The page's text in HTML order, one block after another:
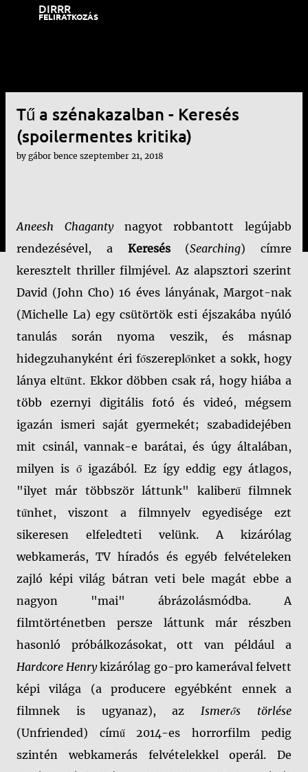
DIRRR
FELIRATKOZÁS
Tű a szénakazalban - Keresés
(spoilermentes kritika)
by gábor bence szeptember 21, 2018
Aneesh Chagantynagyot robbantott legújabb
rendezésével, a Keresés(Searching) címre
keresztelt thriller filmjével. Az alapsztori szerint
David (John Cho) 16 éves lányának, Margot-nak
(Michelle La) egy csütörtök esti éjszakába nyúló
tanulás során nyoma veszik, és másnap
hidegzuhanyként éri főszereplőnket a sokk, hogy
lánya eltűnt. Ekkor döbben csak rá, hogy hiába a
több ezernyi digitális fotó és videó, mégsem
igazán ismeri saját gyermekét; szabadidejében
mit csinál, vannak-e barátai, és úgy általában,
milyen is ő igazából. Ez így eddig egy átlagos,
"ilyet már többször láttunk" kaliberű filmnek
tűnhet, viszont a filmnyelv egyedisége ezt
sikeresen elfeledteti velünk. A kizárólag
webkamerás, TV híradós és egyéb felvételeken
zajló képi világ bátran veti bele magát ebbe a
nagyon "mai" ábrázolásmódba. A
filmtörténetben persze láttunk már részben
hasonló próbálkozásokat, ott van például a
Hardcore Henrykizárólag go-pro kamerával felvett
képi világa (a producere egyébként ennek a
filmnek is ugyanaz), az Ismerős törlése
(Unfriended) című 2014-es horrorfilm pedig
szintén webkamerás felvételekkel operál. De